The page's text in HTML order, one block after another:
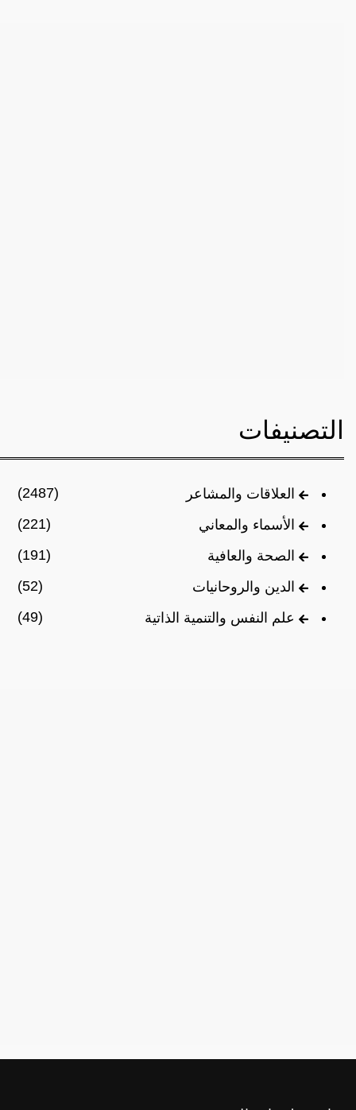
التصنيفات
العلاقات والمشاعر
(2487)
الأسماء والمعاني
(221)
الصحة والعافية
(191)
الدين والروحانيات
(52)
علم النفس والتنمية الذاتية
(49)